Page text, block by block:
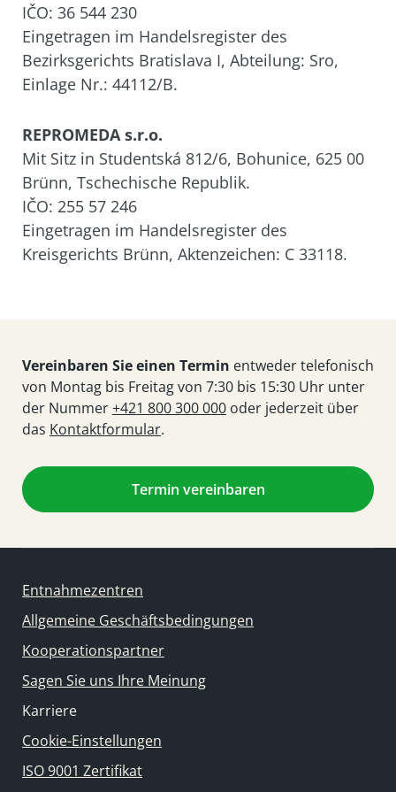
IČO: 36 544 230
Eingetragen im Handelsregister des
Bezirksgerichts Bratislava I, Abteilung: Sro,
Einlage Nr.: 44112/B.
REPROMEDA s.r.o.
Mit Sitz in Studentská 812/6, Bohunice, 625 00
Brünn, Tschechische Republik.
IČO: 255 57 246
Eingetragen im Handelsregister des
Kreisgerichts Brünn, Aktenzeichen: C 33118.
Vereinbaren Sie einen Termin entweder telefonisch
von Montag bis Freitag von 7:30 bis 15:30 Uhr unter
der Nummer+421 800 300 000 oder jederzeit über
das Kontaktformular.
Termin vereinbaren
Entnahmezentren
Allgemeine Geschäftsbedingungen
Kooperationspartner
Sagen Sie uns Ihre Meinung
Karriere
Cookie-Einstellungen
ISO 9001 Zertifikat